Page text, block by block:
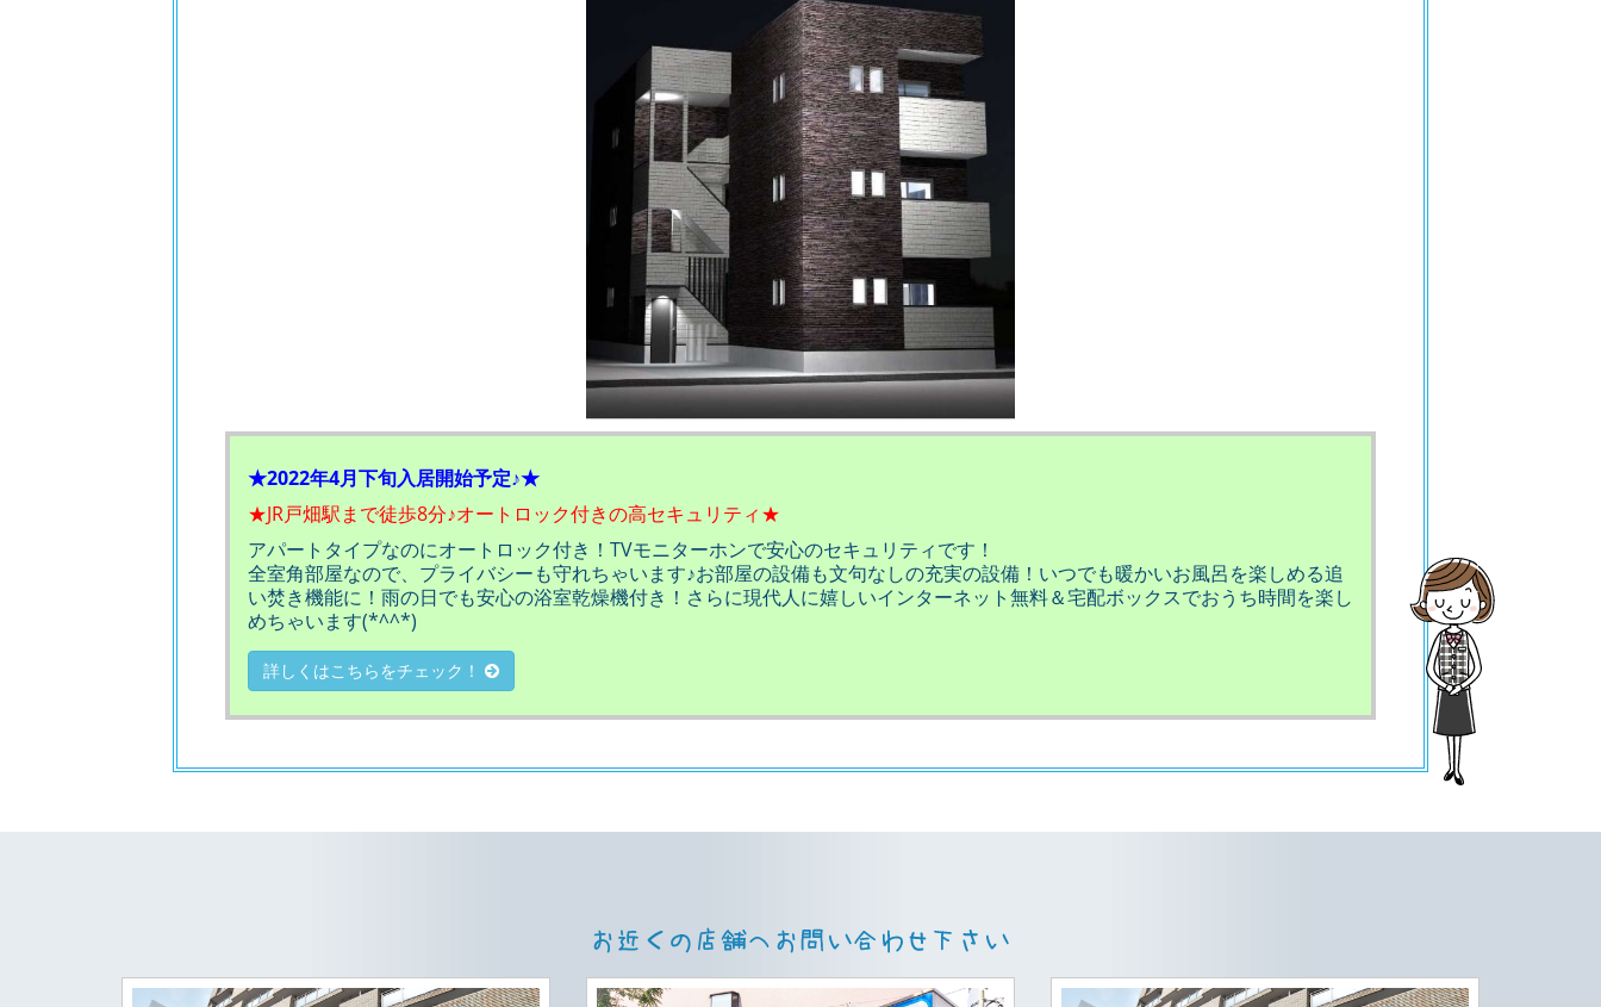
★2022年4月下旬入居開始予定♪★
★JR戸畑駅まで徒歩8分♪オートロック付きの高セキュリティ★
アパートタイプなのにオートロック付き！TVモニターホンで安心のセキュリティです！
全室角部屋なので、プライバシーも守れちゃいます♪お部屋の設備も文句なしの充実の設備！いつでも暖かいお風呂を楽しめる追
い焚き機能に！雨の日でも安心の浴室乾燥機付き！さらに現代人に嬉しいインターネット無料＆宅配ボックスでおうち時間を楽し
めちゃいます(*^^*)
詳しくはこちらをチェック！